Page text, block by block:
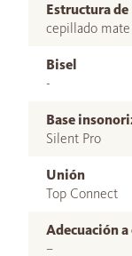
Estructura
cepillado mate
Bisel
-
Base
Silent Pro
Unión
Top Connect
Adecuación
–